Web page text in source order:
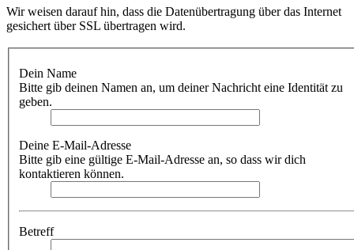
Wir weisen darauf hin, dass die Datenübertragung über das Internet
gesichert über SSL übertragen wird.
Dein Name
Bitte gib deinen Namen an, um deiner Nachricht eine Identität zu
geben.
Deine E-Mail-Adresse
Bitte gib eine gültige E-Mail-Adresse an, so dass wir dich
kontaktieren können.
Betreff